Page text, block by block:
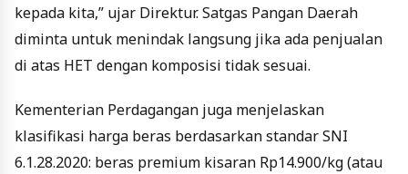
kepada kita,” ujar Direktur. Satgas Pangan Daerah
diminta untuk menindak langsung jika ada penjualan
di atas HET dengan komposisi tidak sesuai.
Kementerian Perdagangan juga menjelaskan
klasifikasi harga beras berdasarkan standar SNI
6.1.28.2020: beras premium kisaran Rp14.900/kg (atau